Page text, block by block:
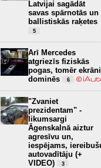
Latvijai sagādāt
savas spārnotās un
ballistiskās raķetes
5
Arī Mercedes
atgriezīs fiziskās
pogas, tomēr ekrāni
dominēs
6
"Zvaniet
prezidentam" -
likumsargi
Āgenskalnā aiztur
agresīvu un,
iespējams,
autovadītāju (+
VIDEO)
3